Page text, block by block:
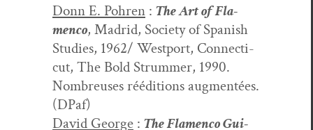
Donn E. Pohren : The Art of Fla­
men­co, Madrid, Soci­ety of Span­ish
Stud­ies, 1962/ West­port, Con­necti­
cut, The Bold Strum­mer, 1990.
Nom­breuses réédi­tions aug­men­tées.
(DPaf)
David George : The Fla­men­co Gui­